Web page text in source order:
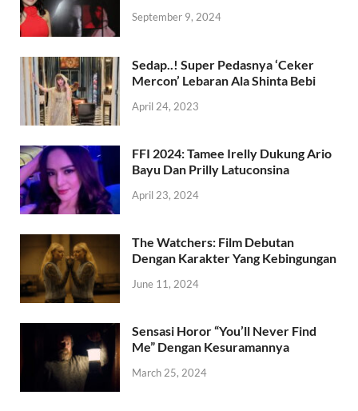
September 9, 2024
Sedap..! Super Pedasnya ‘Ceker
Mercon’ Lebaran Ala Shinta Bebi
April 24, 2023
FFI 2024: Tamee Irelly Dukung Ario
Bayu Dan Prilly Latuconsina
April 23, 2024
The Watchers: Film Debutan
Dengan Karakter Yang Kebingungan
June 11, 2024
Sensasi Horor “You’ll Never Find
Me” Dengan Kesuramannya
March 25, 2024